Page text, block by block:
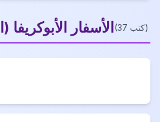
الأسفار الأبوكريفا ( (37 كتب)